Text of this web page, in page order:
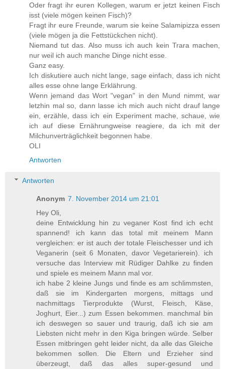
Oder fragt ihr euren Kollegen, warum er jetzt keinen Fisch
isst (viele mögen keinen Fisch)?
Fragt ihr eure Freunde, warum sie keine Salamipizza essen
(viele mögen ja die Fettstückchen nicht).
Niemand tut das. Also muss ich auch kein Trara machen,
nur weil ich auch manche Dinge nicht esse.
Ganz easy.
Ich diskutiere auch nicht lange, sage einfach, dass ich nicht
alles esse ohne lange Erklährung.
Wenn jemand das Wort "vegan" in den Mund nimmt, war
letzhin mal so, dann lasse ich mich auch nicht drauf lange
ein, erzähle, dass ich ein Experiment mache, schaue, wie
ich auf diese Ernährungweise reagiere, da ich mit der
Milchunverträglichkeit begonnen habe.
OLI
Antworten
Antworten
Anonym 7. November 2014 um 21:01
Hey Oli,
deine Entwicklung hin zu veganer Kost find ich echt
spannend! ich kann das total mit meinem Mann
vergleichen: er ist auch der totale Fleischesser und ich
Veganerin (seit 6 Monaten, davor Vegetarierein). ich
versuche das Interview mit Rüdiger Dahlke zu finden
und spiele es meinem Mann mal vor.
ich habe 2 kleine Jungs und finde es am schlimmsten,
daß sie im Kindergarten morgens, mittags und
nachmittags Tierprodukte (Wurst, Fleisch, Käse,
Joghurt, Eier...) zum Essen bekommen. manchmal bin
ich deswegen so sauer und traurig, daß ich sie am
Liebsten nicht mehr in den Kiga bringen würde. Selber
Essen mitbringen geht leider nicht, da alle das Gleiche
bekommen sollen. Die Eltern und Erzieher sind
überzeugt, daß das alles super-gesund und